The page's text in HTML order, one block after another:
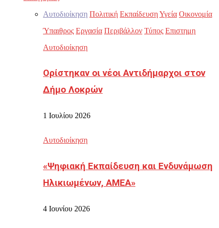
Αυτοδιοίκηση Πολιτική ΕκπαίδευσηΥγεία Οικονομία
Ύπαιθρος Εργασία Περιβάλλον Τύπος Επιστημη
Αυτοδιοίκηση
Ορίστηκαν οι νέοι Αντιδήμαρχοι στον
Δήμο Λοκρών
1 Ιουλίου 2026
Αυτοδιοίκηση
«Ψηφιακή Εκπαίδευση και Ενδυνάμωση
Ηλικιωμένων, ΑΜΕΑ»
4 Ιουνίου 2026